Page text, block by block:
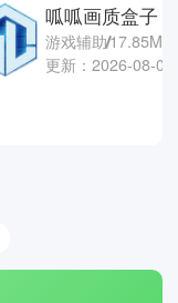
呱呱画质盒子
游戏辅助17.85M
更新：2026-08-06